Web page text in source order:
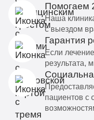
Помогаем
Наша
с выездом
Гарантия
Если
результата,
пациентов